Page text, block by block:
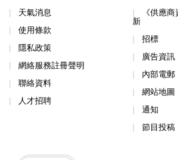
天氣消息
使用條款
隱私政策
網絡服務註冊聲明
聯絡資料
人才招聘
《供應
新
招標
廣告資訊
內部電郵
網站地圖
通知
節目投稿